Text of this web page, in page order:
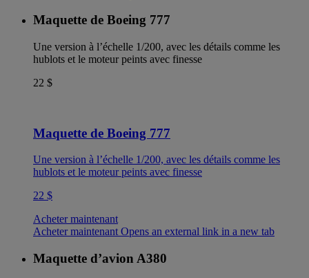
Maquette de Boeing 777
Une version à l’échelle 1/200, avec les détails comme les
hublots et le moteur peints avec finesse
22 $
Maquette de Boeing 777
Une version à l’échelle 1/200, avec les détails comme les
hublots et le moteur peints avec finesse
22 $
Acheter maintenant
Acheter maintenant Opens an external link in a new tab
Maquette d’avion A380